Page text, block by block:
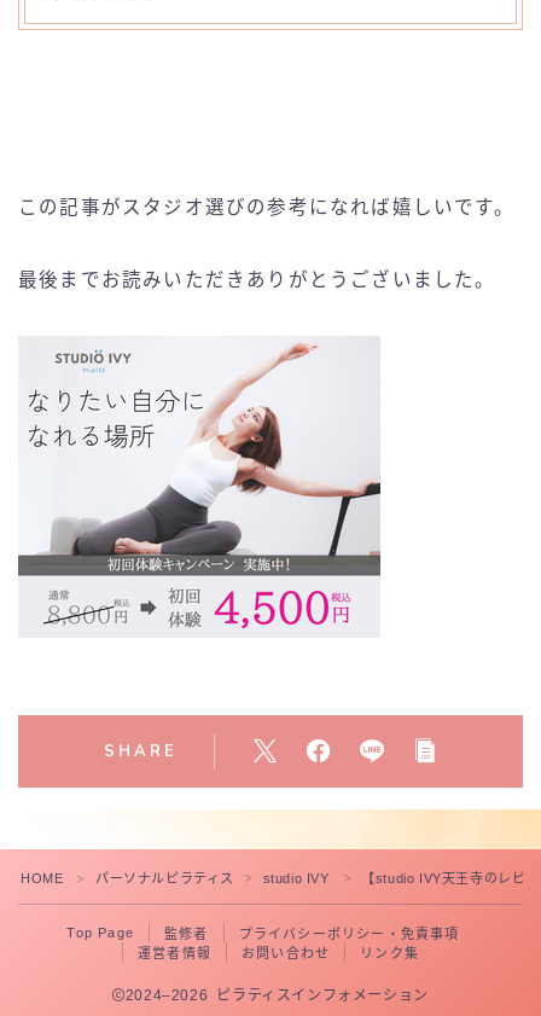
この記事がスタジオ選びの参考になれば嬉しいです。
最後までお読みいただきありがとうございました。
SHARE
HOME ＞ パーソナルピラティス ＞ studio IVY ＞ 【studio IVY天王寺のレビ
Top Page 監修者
プライバシーポリシー・免責事項
運営者情報
お問い合わせ リンク集
2024–2026 ピラティスインフォメーション